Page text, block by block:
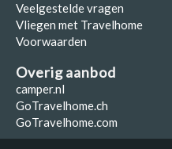
Veelgestelde vragen
Vliegen met Travelhome
Voorwaarden
Overig aanbod
camper.nl
GoTravelhome.ch
GoTravelhome.com